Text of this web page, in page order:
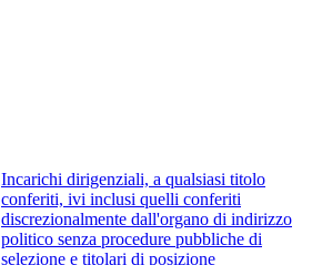
Incarichi dirigenziali, a qualsiasi titolo
conferiti, ivi inclusi quelli conferiti
discrezionalmente dall'organo di indirizzo
politico senza procedure pubbliche di
selezione e titolari di posizione